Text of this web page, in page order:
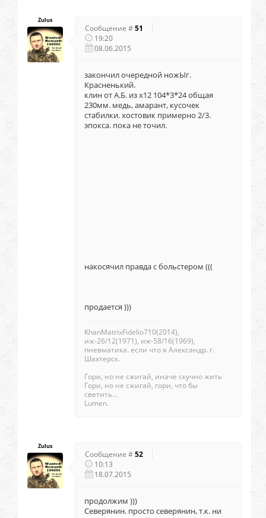
Zulus
Сообщение #51
19:20
08.06.2015
закончил очередной ножЫг.
Красненький.
клин от А.Б. из х12 104*3*24 общая
230мм. медь, амарант, кусочек
стабилки. хостовик примерно 2/3.
эпокса. пока не точил.
накосячил правда с больстером (((
продается )))
KhanMatrixFidelio710(2014),
иж-26/12(1971), иж-58/16(1969),
пневматика. если что я Александр. г.
Шахтерск.
Гори, но не сжигай, иначе скучно жить
Гори, но не сжигай, гори, что бы
светить...
Lumen.
Zulus
Сообщение #52
10:13
18.07.2015
продолжим )))
Северянин. просто северянин, т.к. ни